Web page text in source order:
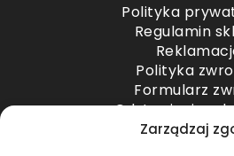
Zarządzaj
Polityka
Regulamin
Polityka
Formularz
Odstąpienie od
Odstąpienie od umowy –